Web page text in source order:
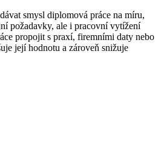
smysl diplomová práce na míru,
požadavky, ale i pracovní vytížení
propojit s praxí, firemními daty nebo
její hodnotu a zároveň snižuje